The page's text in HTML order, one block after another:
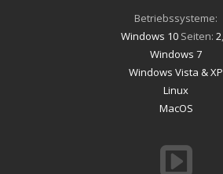
Betriebssysteme:
Windows 10Seiten: 2
Windows 7
Windows Vista & XP
Linux
MacOS